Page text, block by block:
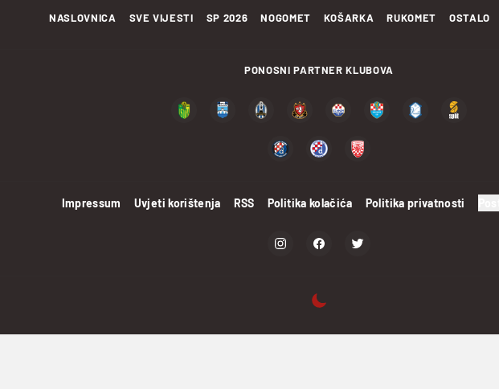
NASLOVNICA SVE VIJESTI SP 2026 NOGOMET KOŠARKA RUKOMET OSTALO
PONOSNI PARTNER KLUBOVA
Impressum Uvjeti korištenja RSS Politika kolačića Politika privatnosti